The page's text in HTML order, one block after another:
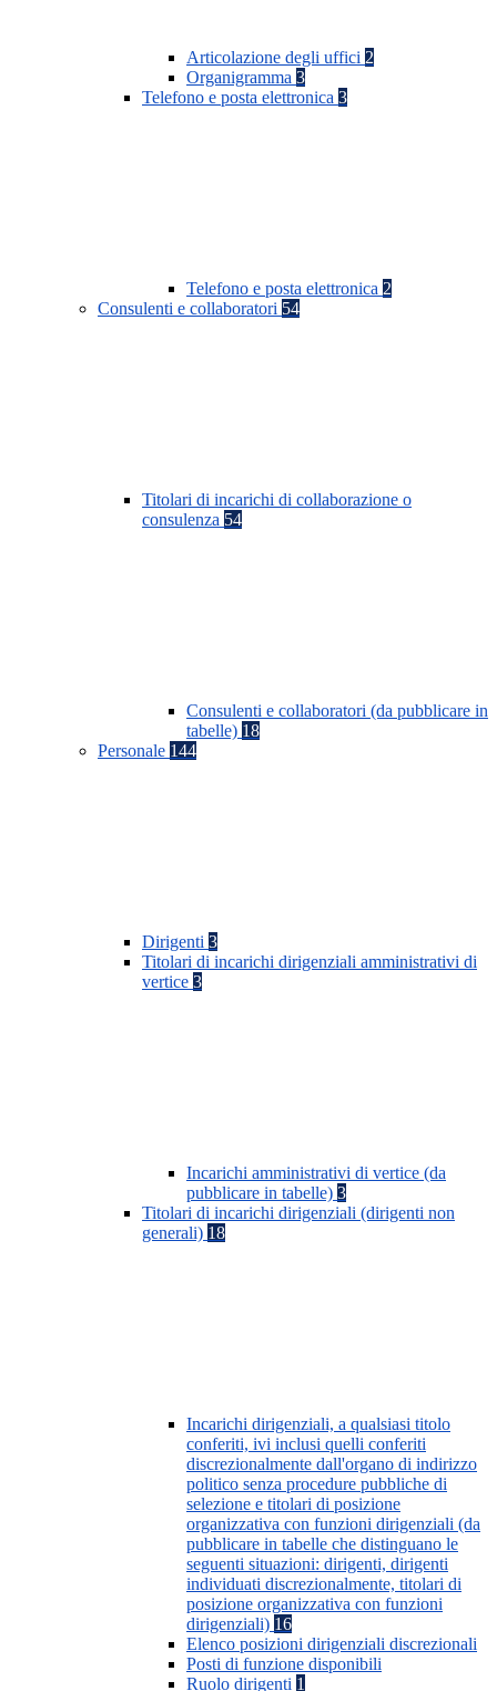
Articolazione degli uffici 2
Organigramma 3
Telefono e posta elettronica 3
Telefono e posta elettronica 2
Consulenti e collaboratori 54
Titolari di incarichi di collaborazione o
consulenza 54
Consulenti e collaboratori (da pubblicare in
tabelle) 18
Personale 144
Dirigenti 3
Titolari di incarichi dirigenziali amministrativi di
vertice 3
Incarichi amministrativi di vertice (da
pubblicare in tabelle) 3
Titolari di incarichi dirigenziali (dirigenti non
generali) 18
Incarichi dirigenziali, a qualsiasi titolo
conferiti, ivi inclusi quelli conferiti
discrezionalmente dall'organo di indirizzo
politico senza procedure pubbliche di
selezione e titolari di posizione
organizzativa con funzioni dirigenziali (da
pubblicare in tabelle che distinguano le
seguenti situazioni: dirigenti, dirigenti
individuati discrezionalmente, titolari di
posizione organizzativa con funzioni
dirigenziali) 16
Elenco posizioni dirigenziali discrezionali
Posti di funzione disponibili
Ruolo dirigenti 1